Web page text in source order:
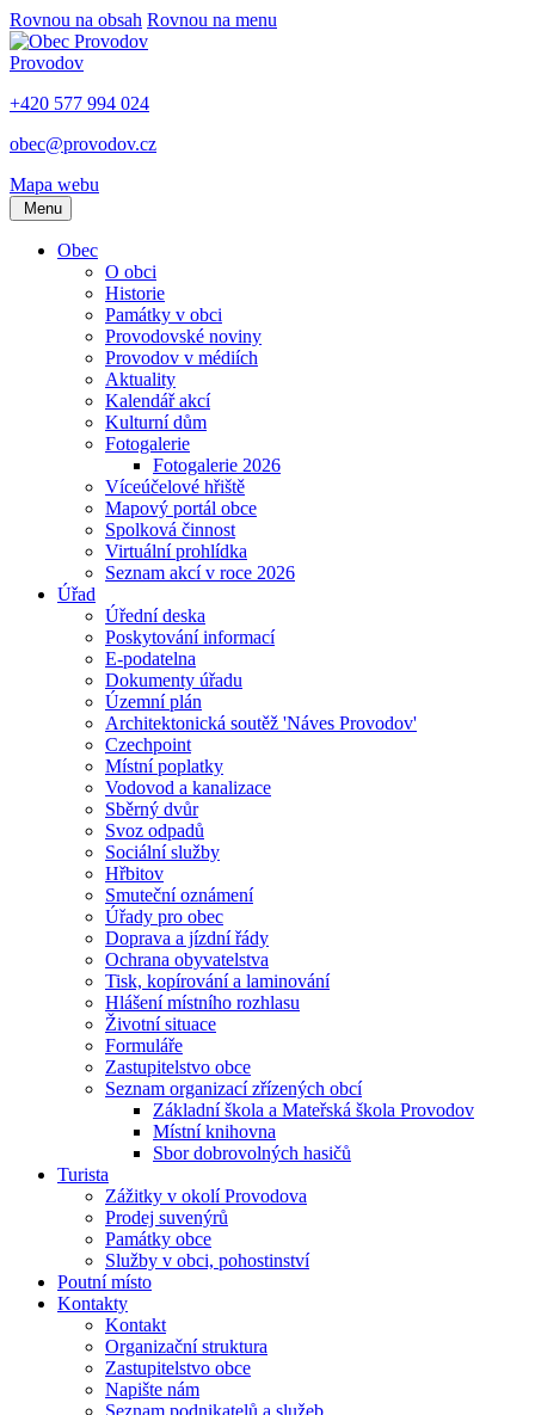
Rovnou na obsah Rovnou na menu
Provodov
+420 577 994 024
obec@provodov.cz
Mapa webu
Menu
Obec
O obci
Historie
Památky v obci
Provodovské noviny
Provodov v médiích
Aktuality
Kalendář akcí
Kulturní dům
Fotogalerie
Fotogalerie 2026
Víceúčelové hřiště
Mapový portál obce
Spolková činnost
Virtuální prohlídka
Seznam akcí v roce 2026
Úřad
Úřední deska
Poskytování informací
E-podatelna
Dokumenty úřadu
Územní plán
Architektonická soutěž 'Náves Provodov'
Czechpoint
Místní poplatky
Vodovod a kanalizace
Sběrný dvůr
Svoz odpadů
Sociální služby
Hřbitov
Smuteční oznámení
Úřady pro obec
Doprava a jízdní řády
Ochrana obyvatelstva
Tisk, kopírování a laminování
Hlášení místního rozhlasu
Životní situace
Formuláře
Zastupitelstvo obce
Seznam organizací zřízených obcí
Základní škola a Mateřská škola Provodov
Místní knihovna
Sbor dobrovolných hasičů
Turista
Zážitky v okolí Provodova
Prodej suvenýrů
Památky obce
Služby v obci, pohostinství
Poutní místo
Kontakty
Kontakt
Organizační struktura
Zastupitelstvo obce
Napište nám
Seznam podnikatelů a služeb